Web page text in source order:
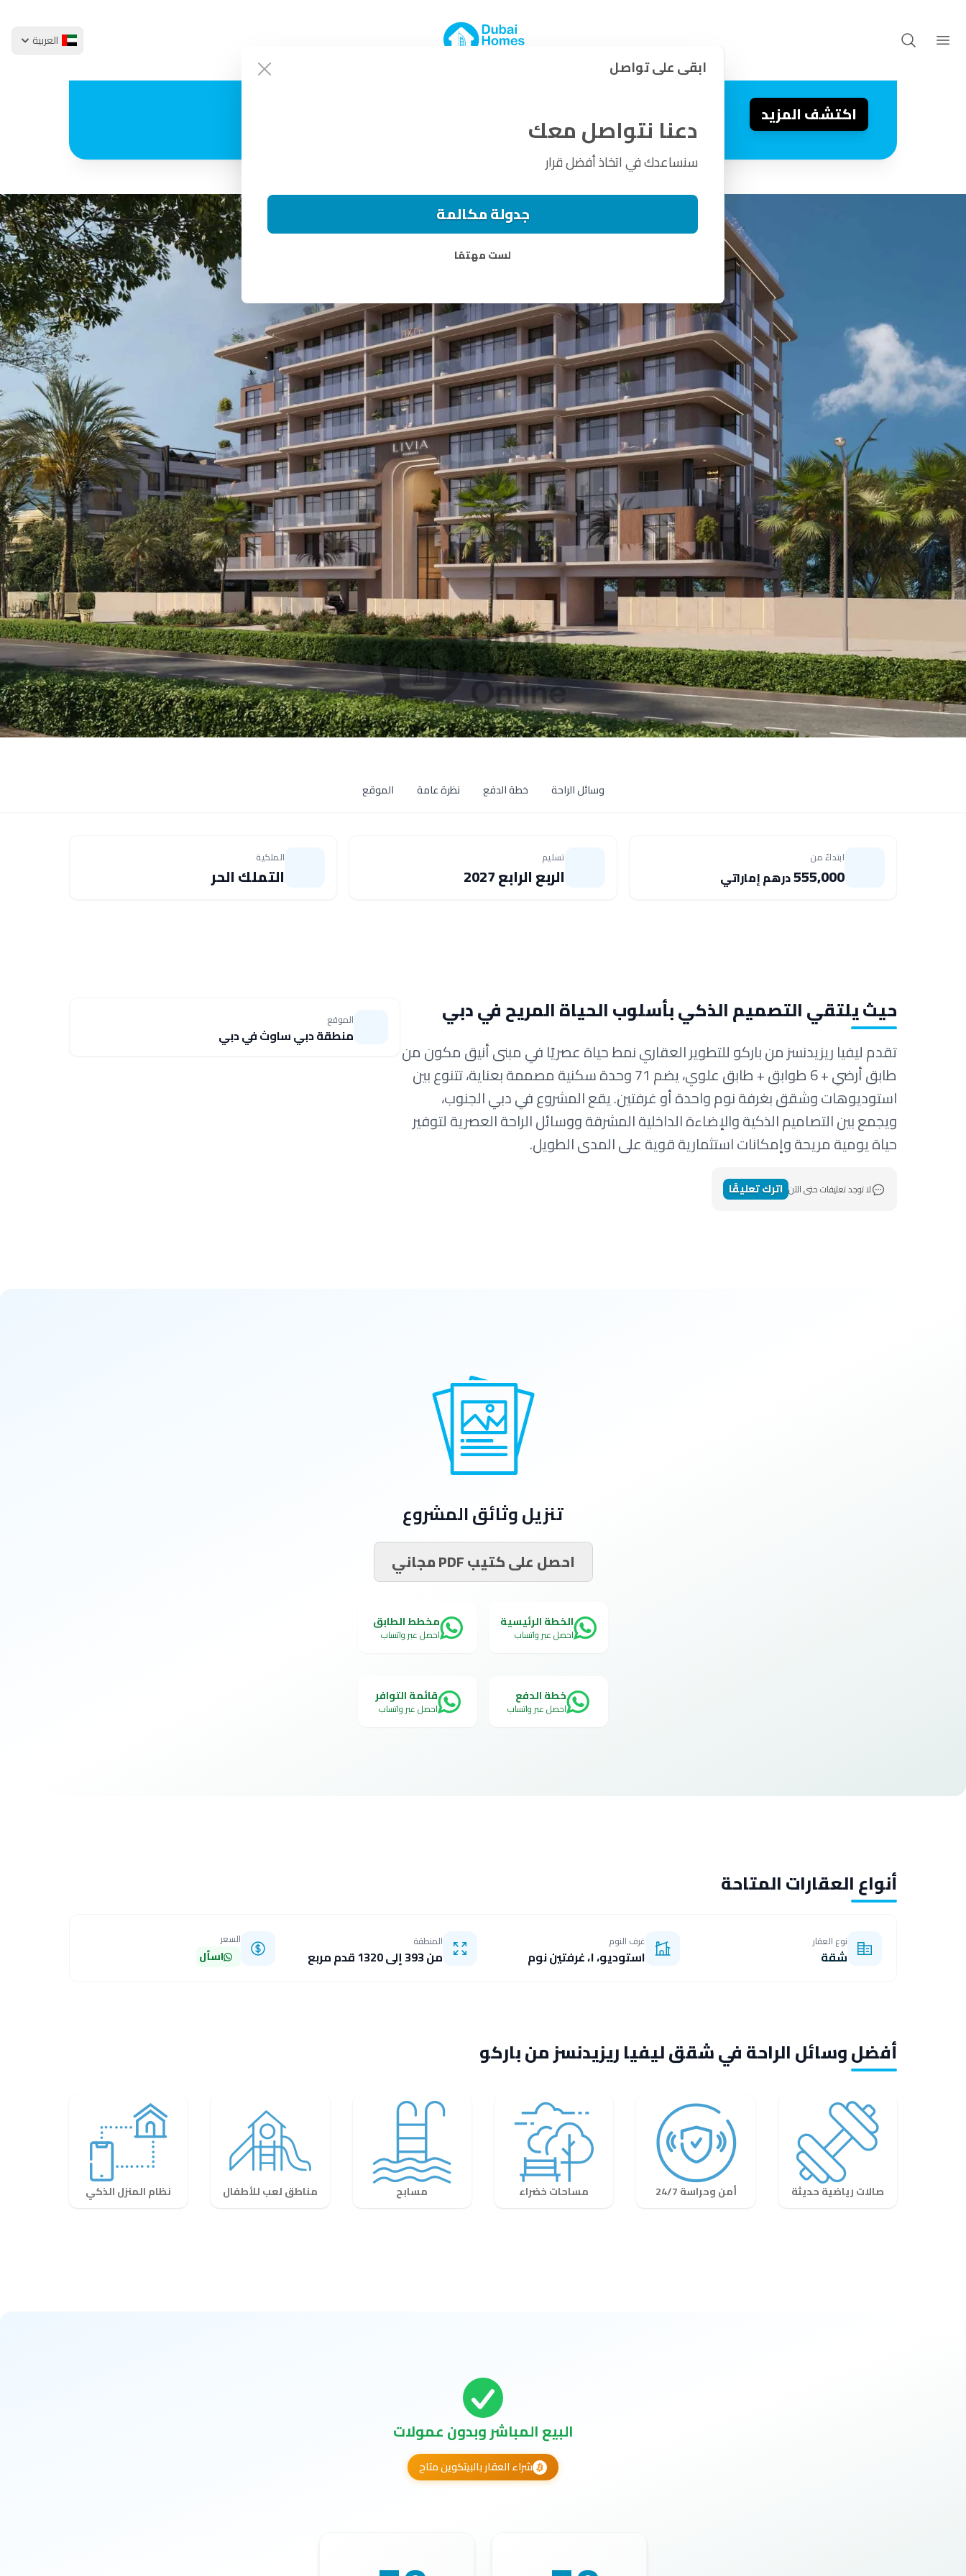
العربية باركو للبيع في دبي الجنوب
حيث يلتقي التصميم الذكي بأسلوب الحياة المريح في دبي
اكتشف المزيد
وسائل الراحة خطة الدفع نظرة عامة الموقع
ابتداءً من
555,000درهم إماراتي
تسليم
الربع الرابع 2027
الملكية
التملك الحر
حيث يلتقي التصميم الذكي بأسلوب الحياة المريح في دبي
تقدم ليفيا ريزيدنسز من باركو للتطوير العقاري نمط حياة عصريًا في مبنى أنيق مكون من
طابق أرضي + 6 طوابق + طابق علوي، يضم 71 وحدة سكنية مصممة بعناية، تتنوع بين
استوديوهات وشقق بغرفة نوم واحدة أو غرفتين. يقع المشروع في دبي الجنوب،
ويجمع بين التصاميم الذكية والإضاءة الداخلية المشرقة ووسائل الراحة العصرية لتوفير
حياة يومية مريحة وإمكانات استثمارية قوية على المدى الطويل.
لا توجد تعليقات حتى الآن اترك تعليقًا
الموقع
منطقة دبي ساوث في دبي
تنزيل وثائق المشروع
احصل على كتيب PDF مجاني
الخطة الرئيسية
احصل عبر واتساب
مخطط الطابق
احصل عبر واتساب
خطة الدفع
احصل عبر واتساب
قائمة التوافر
احصل عبر واتساب
أنواع العقارات المتاحة
نوع العقار
شقة
غرف النوم
استوديو، ١، غرفتين نوم
المنطقة
من 393 إلى 1320 قدم مربع
السعر
اسأل
أفضل وسائل الراحة في شقق ليفيا ريزيدنسز من باركو
صالات رياضية حديثة أمن وحراسة 24/7 مساحات خضراء مسابح مناطق لعب للأطفال نظام المنزل الذكي
البيع المباشر وبدون عمولات
شراء العقار بالبيتكوين متاح
ابقى على تواصل
دعنا نتواصل معك
سنساعدك في اتخاذ أفضل قرار
جدولة مكالمة
لست مهتمًا